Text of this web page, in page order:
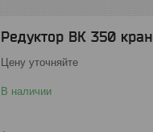
Редуктор ВК 350
Цену уточняйте
В наличии